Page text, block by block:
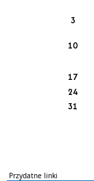
3
10
17
24
31
Przydatne linki